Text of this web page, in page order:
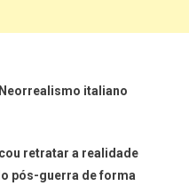
italiano
retratar a realidade
pós-guerra de forma